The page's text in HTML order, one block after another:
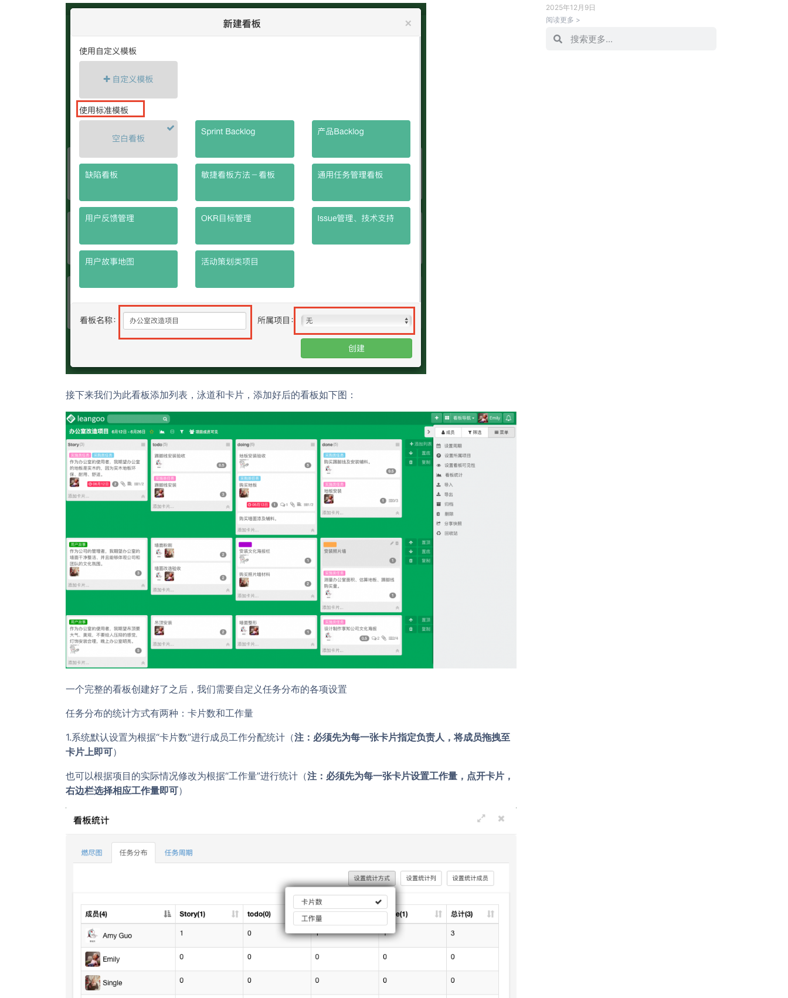
接下来我们为此看板添加列表，泳道和卡片，添加好后的看板如下图：
一个完整的看板创建好了之后，我们需要自定义任务分布的各项设置
任务分布的统计方式有两种：卡片数和工作量
1.系统默认设置为根据“卡片数”进行成员工作分配统计（注：必须先为每一张卡片指定负责人，将成员拖拽至
卡片上即可）
也可以根据项目的实际情况修改为根据“工作量”进行统计（注：必须先为每一张卡片设置工作量，点开卡片，
右边栏选择相应工作量即可）
2025年12月9日
阅读更多 >